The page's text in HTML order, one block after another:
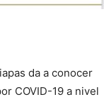
da a conocer
COVID-19 a nivel